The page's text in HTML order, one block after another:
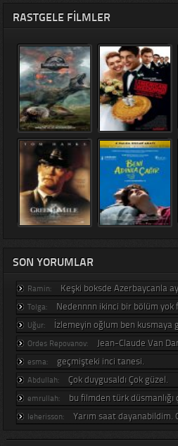
RASTGELE FILMLER
SON YORUMLAR
Ramin: Keşki boksde Azerbaycanla
Tolga: Nedennnn ikinci bir bölüm yok
Uğur: İzlemeyin oğlum ben kusmaya
Ordes Repovanov: Jean-Claude Van
esma: geçmişteki inci tanesi.
Abdullah: Çok duygusaldı Çok güzel.
emrullah: bu filmden türk düsmanlığı
leherisson: Yarım saat dayanabildim.